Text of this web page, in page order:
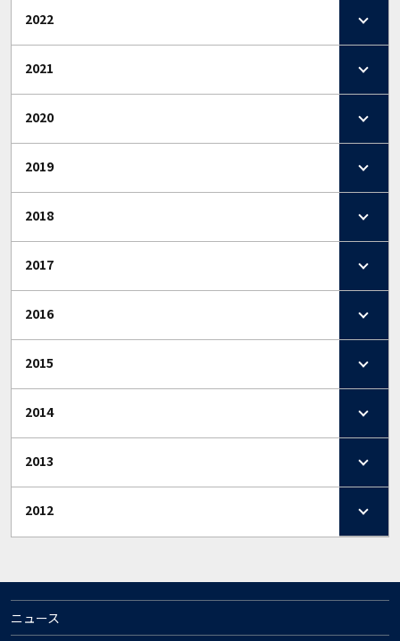
2022
2021
2020
2019
2018
2017
2016
2015
2014
2013
2012
ニュース